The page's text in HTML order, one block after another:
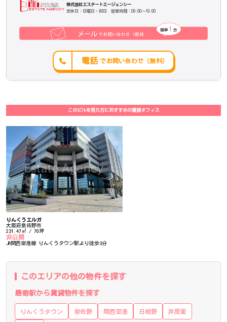
株式会社エステートエージェンシー
定休日：日曜日・祝日 営業時間：09:00～19:00
でお問い合わせ（無料）
メール
簡単 分
1
電話 でお問い合わせ（無料）
このビルを見た方におすすめの賃貸オフィス
りんくうエルガ
大阪府泉佐野市
231.47㎡ / 70坪
非公開
JR関西空港線 りんくうタウン駅より徒歩3分
このエリアの他の物件を探す
最寄駅から賃貸物件を探す
りんくうタウン 泉佐野 関西空港 日根野 井原里